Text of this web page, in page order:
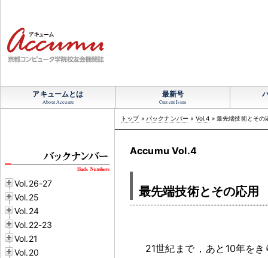
アキュームとは
About Accumu
最新号
Current Issue
Vol.26-27
Vol.25
Vol.24
Vol.22-23
Vol.21
Vol.20
トップ» バックナンバー » Vol.4 » 最先端技術とその
Accumu Vol.4
最先端技術とその応用
21世紀まで ， あと10年をき